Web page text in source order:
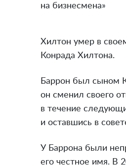
на бизнесмена»
Хилтон умер в
Конрада Хилтона.
Баррон был сыном
он сменил своего
в течение
и оставшись в
У Баррона были
его честное имя. В